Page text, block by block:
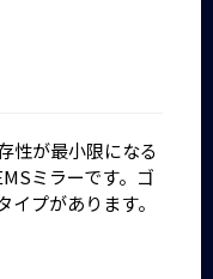
性が最小限になる
ミラーです。ゴ
プがあります。